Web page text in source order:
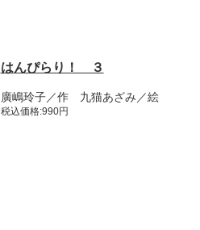
はんぴらり！ ３
廣嶋玲子／作 九猫あざみ／絵
税込価格:990円